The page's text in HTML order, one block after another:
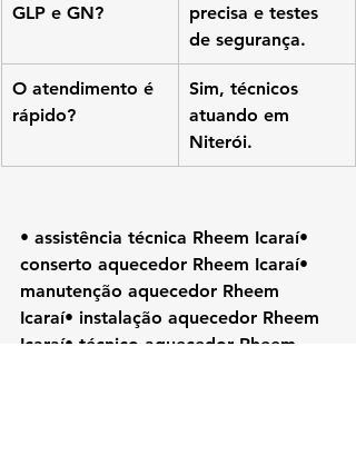
GLP e GN?
precisa e testes
de segurança.
O atendimento é
rápido?
Sim, técnicos
atuando em
Niterói.
• assistência técnica Rheem Icaraí•
conserto aquecedor Rheem Icaraí•
manutenção aquecedor Rheem
Icaraí• instalação aquecedor Rheem
Icaraí• técnico aquecedor Rheem